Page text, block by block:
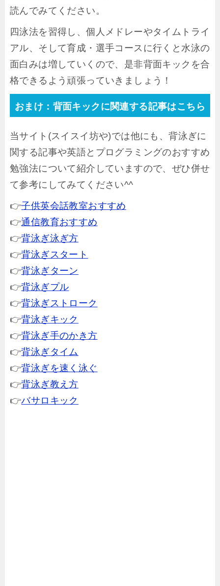
読んでみてください。
四泳法を習得し、個人メドレーやタイムトライ
アル、そして育成・選手コースに行くと水泳の
面白みは増していくので、是非背面キックを合
格できるよう頑張っていきましょう！
おまけ：背面キックに関連する記事はこちら
当サイト(スイスイ坊や)では他にも、背泳ぎに
関する記事や英語とプログラミングのおすすめ
勉強法について紹介していますので、ぜひ併せ
て参考にしてみてください^^
👉子供英会話教室おすすめ
👉通信教育おすすめ
👉背泳ぎ泳ぎ方
👉背泳ぎスタート
👉背泳ぎターン
👉背泳ぎプル
👉背泳ぎストローク
👉背泳ぎキック
👉背泳ぎ手のかき方
👉背泳ぎタイム
👉背泳ぎを速く泳ぐ
👉背泳ぎ教え方
👉バサロキック